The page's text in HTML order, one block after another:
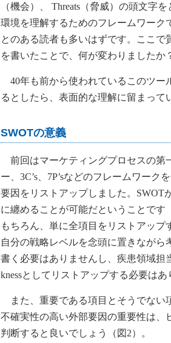
（機会）、 Threats（脅威）の頭文字
環境を理解するためのフレームワーク
とのある読者も多いはずです。ここで
を書いたことで、何が変わりましたか
40年も前から使われているこのツー
るとしたら、表面的な理解に留まって
SWOTの意義
前回はマーケティングプロセスの第
ー、3C’s、7P’sなどのフレームワー
要因をリストアップしました。SWOT
に纏めることが可能だということです
もちろん、単に全項目をリストアップ
自分の戦略レベルを念頭に置きながら
書く必要はありませんし、疾患領域担
knessとしてリストアップする必要はあ
また、重要である項目とそうでない
不確実性の高い外部要因の重要性は、
判断すると良いでしょう（図2）。